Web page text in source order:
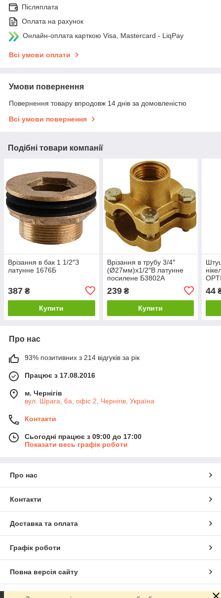
Післяплата
Оплата на рахунок
Онлайн-оплата карткою Visa, Mastercard - LiqPay
Всі умови оплати
Умови повернення
Повернення товару впродовж 14 днів за домовленістю
Всі умови повернення
Подібні товари компанії
Врізання в бак 1 1/2″З
латунне 1676Б
387 ₴
Купити
Врізання в трубу 3/4″
(Ø27мм)х1/2″В латунне
посилене Б3802А
239₴
Купити
44
Про нас
93% позитивних з 214 відгуків за рік
Працює з 17.08.2016
м. Чернігів
вул. Шрага, 6а, офіс 2, Чернігів, Україна
Контакти
Сьогодні працює з 09:00 до 17:00
Показати весь графік роботи
Про нас
Контакти
Доставка та оплата
Графік роботи
Повна версія сайту
Сайт створено на маркетплейсі Prom.ua